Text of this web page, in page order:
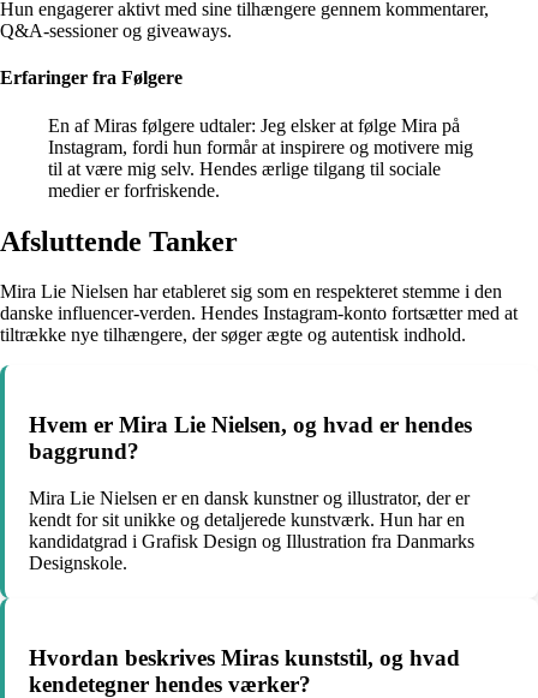
Hun engagerer aktivt med sine tilhængere gennem kommentarer,
Q&A-sessioner og giveaways.
Erfaringer fra Følgere
En af Miras følgere udtaler: Jeg elsker at følge Mira på
Instagram, fordi hun formår at inspirere og motivere mig
til at være mig selv. Hendes ærlige tilgang til sociale
medier er forfriskende.
Afsluttende Tanker
Mira Lie Nielsen har etableret sig som en respekteret stemme i den
danske influencer-verden. Hendes Instagram-konto fortsætter med at
tiltrække nye tilhængere, der søger ægte og autentisk indhold.
Hvem er Mira Lie Nielsen, og hvad er hendes
baggrund?
Mira Lie Nielsen er en dansk kunstner og illustrator, der er
kendt for sit unikke og detaljerede kunstværk. Hun har en
kandidatgrad i Grafisk Design og Illustration fra Danmarks
Designskole.
Hvordan beskrives Miras kunststil, og hvad
kendetegner hendes værker?